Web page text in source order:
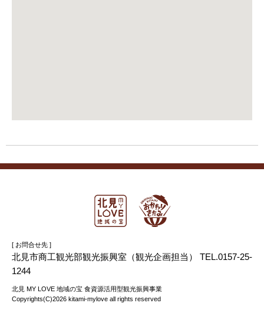
[ お問合せ先 ]
北見市商工観光部観光振興室（観光企画担当） TEL.0157-25-
1244
北見 MY LOVE 地域の宝 食資源活用型観光振興事業
Copyrights(C)2026 kitami-mylove all rights reserved